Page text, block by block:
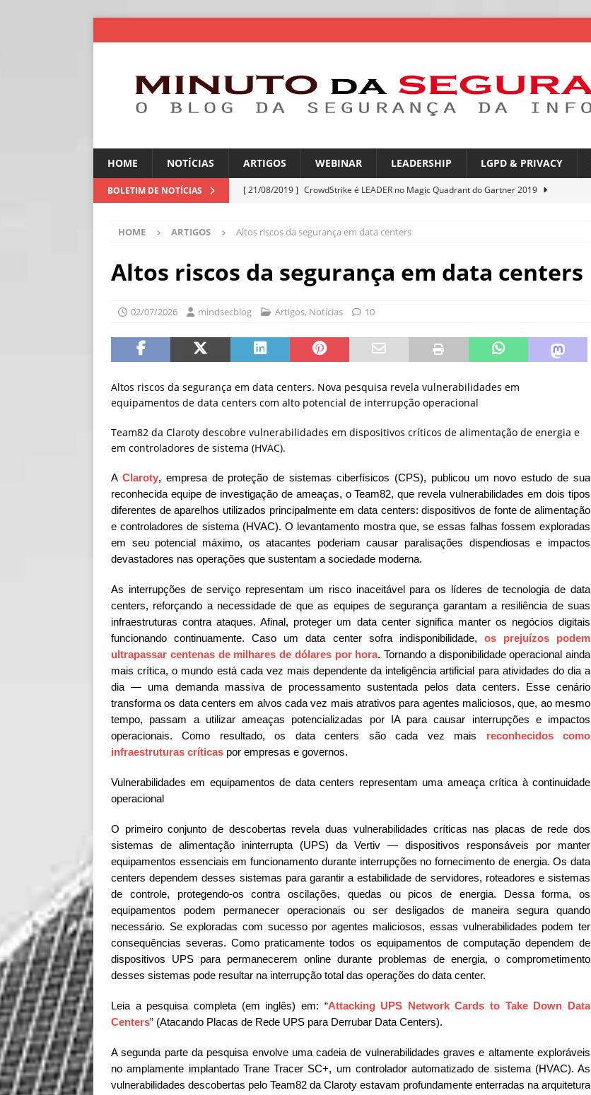
HOME NOTÍCIAS ARTIGOS WEBINAR LEADERSHIP LGPD & PRIVACY
BOLETIM DE NOTÍCIAS [ 21/08/2019 ] CrowdStrike é LEADER no Magic Quadrant do Gartner 2019
[ 06/08/2026 ] América Latina é a segunda região mais exposta a ciberameaças
industriais
IA amplia desafio de segurança e governança nas redes corporativas
NOTÍCIAS
NOTÍCIAS
[ 06/08/2026 ]
Sem guardrails, a autonomia da IA se torna um risco
[ 06/08/2026 ] IA eleva taxa de sucesso de phishing para 54%
HOME ARTIGOS Altos riscos da segurança em data centers
Altos riscos da segurança em data centers
02/07/2026 mindsecblog Artigos, Notícias 10
Altos riscos da segurança em data centers. Nova pesquisa revela vulnerabilidades em
equipamentos de data centers com alto potencial de interrupção operacional
Team82 da Claroty descobre vulnerabilidades em dispositivos críticos de alimentação de energia e
em controladores de sistema (HVAC).
A Claroty, empresa de proteção de sistemas ciberfísicos (CPS), publicou um novo estudo de sua
reconhecida equipe de investigação de ameaças, o Team82, que revela vulnerabilidades em dois tipos
diferentes de aparelhos utilizados principalmente em data centers: dispositivos de fonte de alimentação
e controladores de sistema (HVAC). O levantamento mostra que, se essas falhas fossem exploradas
em seu potencial máximo, os atacantes poderiam causar paralisações dispendiosas e impactos
devastadores nas operações que sustentam a sociedade moderna.
As interrupções de serviço representam um risco inaceitável para os líderes de tecnologia de data
centers, reforçando a necessidade de que as equipes de segurança garantam a resiliência de suas
infraestruturas contra ataques. Afinal, proteger um data center significa manter os negócios digitais
funcionando continuamente. Caso um data center sofra indisponibilidade, os prejuízos podem
ultrapassar centenas de milhares de dólares por hora. Tornando a disponibilidade operacional ainda
mais crítica, o mundo está cada vez mais dependente da inteligência artificial para atividades do dia a
dia — uma demanda massiva de processamento sustentada pelos data centers. Esse cenário
transforma os data centers em alvos cada vez mais atrativos para agentes maliciosos, que, ao mesmo
tempo, passam a utilizar ameaças potencializadas por IA para causar interrupções e impactos
operacionais. Como resultado, os data centers são cada vez mais reconhecidos como
infraestruturas críticas por empresas e governos.
Vulnerabilidades em equipamentos de data centers representam uma ameaça crítica à continuidade
operacional
O primeiro conjunto de descobertas revela duas vulnerabilidades críticas nas placas de rede dos
sistemas de alimentação ininterrupta (UPS) da Vertiv — dispositivos responsáveis por manter
equipamentos essenciais em funcionamento durante interrupções no fornecimento de energia. Os data
centers dependem desses sistemas para garantir a estabilidade de servidores, roteadores e sistemas
de controle, protegendo-os contra oscilações, quedas ou picos de energia. Dessa forma, os
equipamentos podem permanecer operacionais ou ser desligados de maneira segura quando
necessário. Se exploradas com sucesso por agentes maliciosos, essas vulnerabilidades podem ter
consequências severas. Como praticamente todos os equipamentos de computação dependem de
dispositivos UPS para permanecerem online durante problemas de energia, o comprometimento
desses sistemas pode resultar na interrupção total das operações do data center.
Leia a pesquisa completa (em inglês) em: “Attacking UPS Network Cards to Take Down Data
Centers” (Atacando Placas de Rede UPS para Derrubar Data Centers).
A segunda parte da pesquisa envolve uma cadeia de vulnerabilidades graves e altamente exploráveis
no amplamente implantado Trane Tracer SC+, um controlador automatizado de sistema (HVAC). As
vulnerabilidades descobertas pelo Team82 da Claroty estavam profundamente enterradas na arquitetura